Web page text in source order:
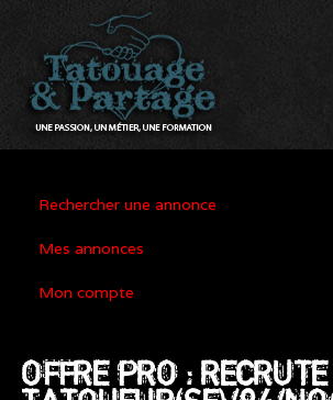
Rechercher une annonce
Mes annonces
Mon compte
OFFRE PRO : RECRUTE